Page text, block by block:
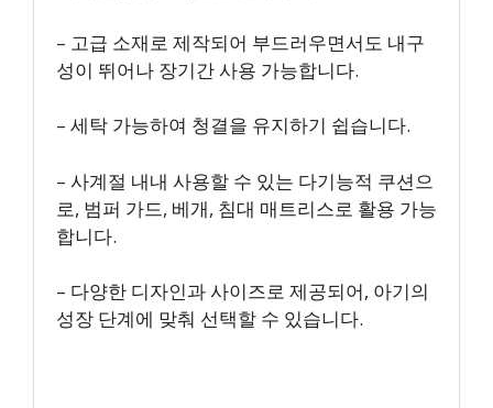
– 고급 소재로 제작되어 부드러우면서도 내구
성이 뛰어나 장기간 사용 가능합니다.
– 세탁 가능하여 청결을 유지하기 쉽습니다.
– 사계절 내내 사용할 수 있는 다기능적 쿠션으
로, 범퍼 가드, 베개, 침대 매트리스로 활용 가능
합니다.
– 다양한 디자인과 사이즈로 제공되어, 아기의
성장 단계에 맞춰 선택할 수 있습니다.